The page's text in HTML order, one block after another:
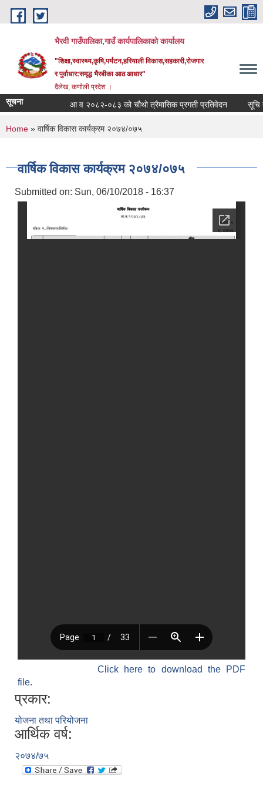
Skip to main content
भैरवी गाउँपालिका,गाउँ कार्यपालिकाको कार्यालय
"शिक्षा,स्वास्थ्य,कृषि,पर्यटन,हरियाली विकास,सहकारी,रोजगार
र पुर्वाधार:समृद्ध भैरबीका आठ आधार"
दैलेख, कर्णाली प्रदेश ।
सूचना आ व २०८२-०८३ को चौथो त्रैमासिक प्रगती प्रतिवेदन सूचि
You are here
Home » वार्षिक विकास कार्यक्रम २०७४/०७५
वार्षिक विकास कार्यक्रम २०७४/०७५
Submitted on: Sun, 06/10/2018 - 16:37
Click here to download the PDF
file.
प्रकार:
योजना तथा परियोजना
आर्थिक वर्ष:
२०७४/७५